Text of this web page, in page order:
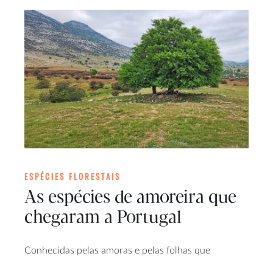
ESPÉCIES FLORESTAIS
As espécies de amoreira que
chegaram a Portugal
Conhecidas pelas amoras e pelas folhas que